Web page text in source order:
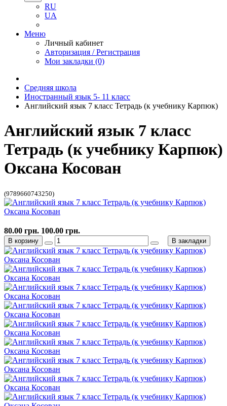
RU
UA
Меню
Личный кабинет
Авторизация / Регистрация
Мои закладки (0)
Средняя школа
Иностранный язык 5- 11 класс
Английский язык 7 класс Тетрадь (к учебнику Карпюк)
Английский язык 7 класс
Тетрадь (к учебнику Карпюк)
Оксана Косован
(9789660743250)
80.00 грн. 100.00 грн.
В корзину В закладки